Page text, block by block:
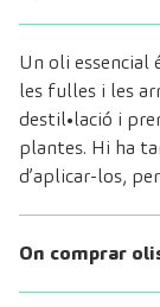
Un oli essencial
les fulles i les
destil•lació i
plantes. Hi ha
d’aplicar-los,
On comprar